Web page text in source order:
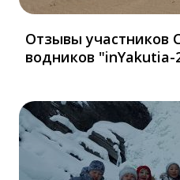
Отзывы участников
водников "inYakutia-